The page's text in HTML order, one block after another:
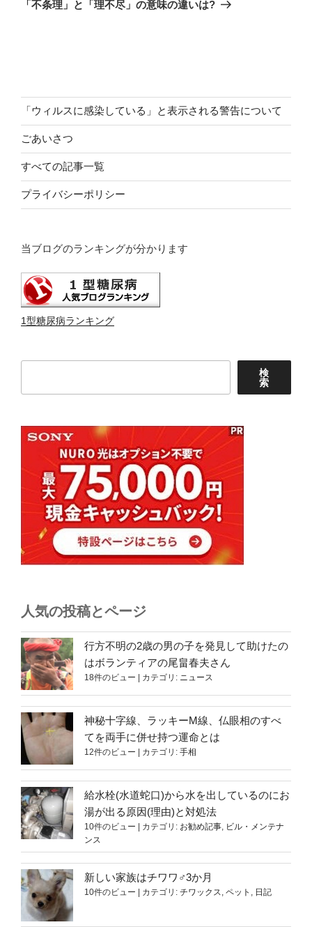
「不条理」と「理不尽」の意味の違いは?
「ウィルスに感染している」と表示される警告について
ごあいさつ
すべての記事一覧
プライバシーポリシー
当ブログのランキングが分かります
1型糖尿病ランキング
検
索
人気の投稿とページ
行方不明の2歳の男の子を発見して助けたの
はボランティアの尾畠春夫さん
18件のビュー | カテゴリ: ニュース
神秘十字線、ラッキーM線、仏眼相のすべ
てを両手に併せ持つ運命とは
12件のビュー | カテゴリ: 手相
給水栓(水道蛇口)から水を出しているのにお
湯が出る原因(理由)と対処法
10件のビュー | カテゴリ: お勧め記事 ビル・メンテナ
ンス
新しい家族はチワワ♂3か月
10件のビュー | カテゴリ: チワックス ペット 日記